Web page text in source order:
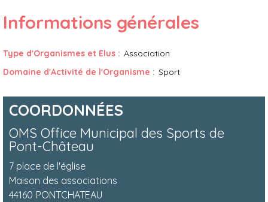
Informations générales
Type d'Organismes et Elus : Association
Domaine d'Activité de l'Organisme : Sport
COORDONNÉES
OMS Office Municipal des Sports de
Pont-Château
7 place de l'église
Maison des associations
44160 PONTCHATEAU